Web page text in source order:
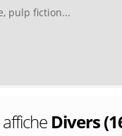
pulp fiction...
Divers